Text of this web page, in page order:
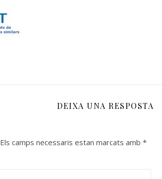
DEIXA UNA RESPOSTA
Els camps necessaris estan marcats amb *